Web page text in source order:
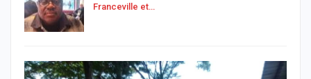
Franceville et…